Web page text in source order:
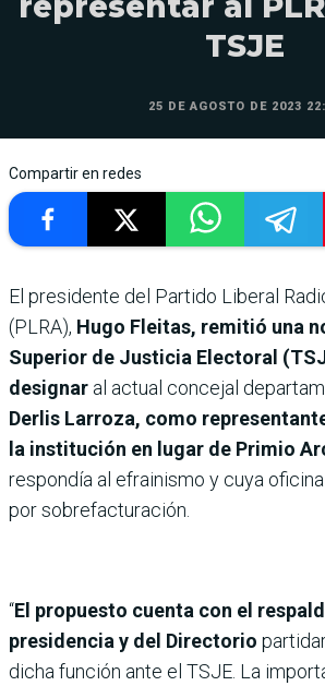
TSJE
25 DE AGOSTO DE 2023
Compartir en redes
El presidente del Partido Liberal
(PLRA), Hugo Fleitas, remitió una
Superior de Justicia Electoral
designar al actual concejal
Derlis Larroza, como
la institución en lugar de Primio
respondía al efrainismo y cuya
por sobrefacturación.
“El propuesto cuenta con el
presidencia y del Directorio
dicha función ante el TSJE. La